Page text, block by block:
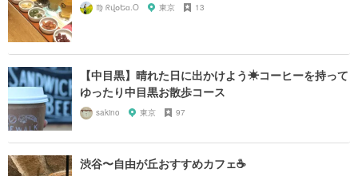
♍︎ ᖇվօԵɑ.O 東京 13
【中目黒】晴れた日に出かけよう☀コーヒーを持って
ゆったり中目黒お散歩コース
sakino 東京 97
渋谷〜自由が丘おすすめカフェ☕️